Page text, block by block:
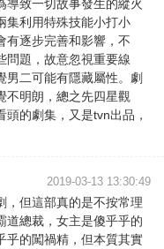
導致一切故事發生的縱火
利用特殊技能小打小
有逐步完善和影響，不
問題，故意忽視重要線
男二可能有隱藏屬性。劇
不明朗，總之先四星觀
的劇集，又是tvn出品，
2019-03-13 13:30:49
，但這部真的是不按常理
道總裁，女主是傻乎乎的
乎的闖禍精，但本質其實